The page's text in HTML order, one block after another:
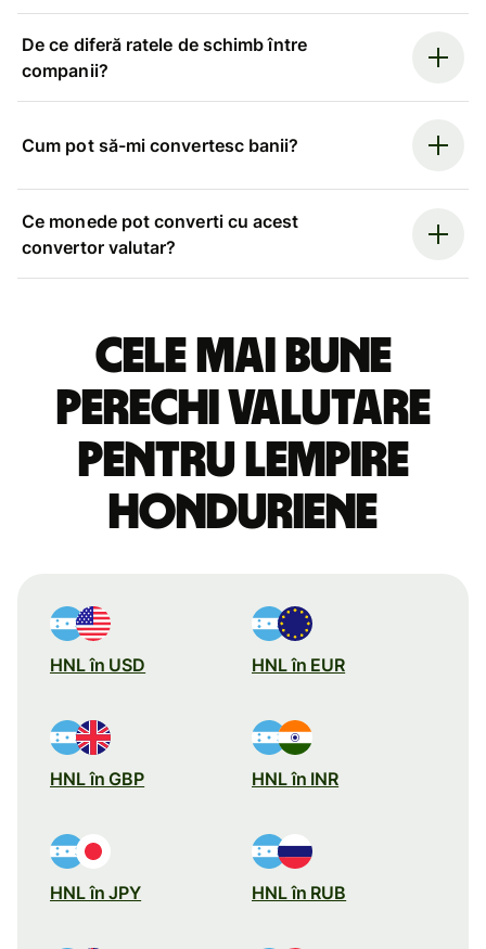
De ce diferă ratele de schimb între
companii?
Cum pot să-mi convertesc banii?
Ce monede pot converti cu acest
convertor valutar?
Cele mai bune
perechi valutare
pentru lempire
honduriene
HNL în USD HNL în EUR
HNL în GBP HNL în INR
HNL în JPY HNL în RUB